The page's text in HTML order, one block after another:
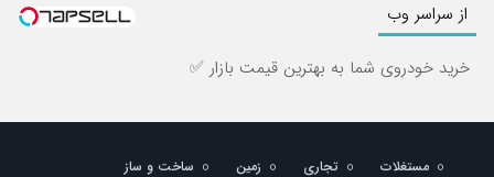
از سراسر وب
خرید خودروی شما به بهترین قیمت بازار ✅
مستغلات تجاری زمین ساخت و ساز